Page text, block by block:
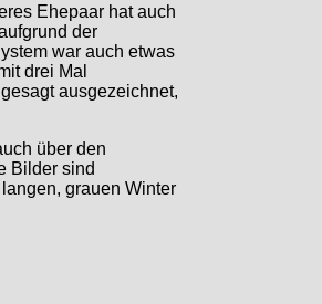
Ehepaar hat auch
der
war auch etwas
drei Mal
ausgezeichnet,
über den
Bilder sind
grauen Winter